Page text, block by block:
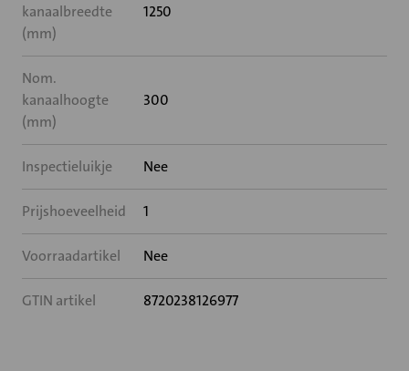
kanaalbreedte
(mm)
1250
Nom.
kanaalhoogte
(mm)
300
Inspectieluikje Nee
Prijshoeveelheid 1
Voorraadartikel Nee
GTIN artikel 8720238126977